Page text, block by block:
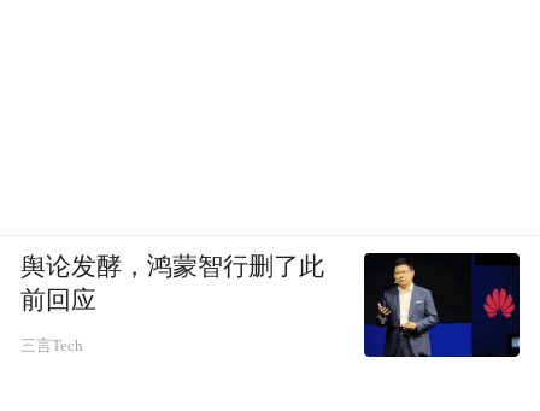
舆论发酵，鸿蒙智行删了此
前回应
三言Tech